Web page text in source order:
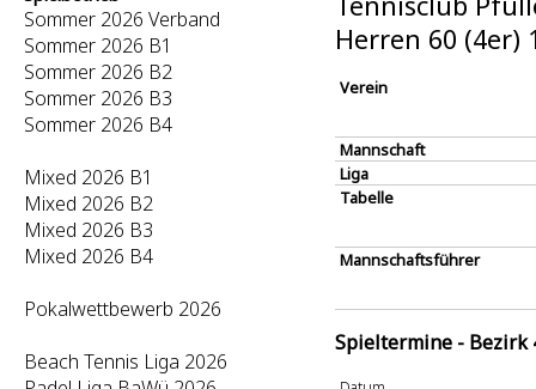
Sommer 2026 Verband
Sommer 2026 B1
Sommer 2026 B2
Sommer 2026 B3
Sommer 2026 B4
Mixed 2026 B1
Mixed 2026 B2
Mixed 2026 B3
Mixed 2026 B4
Pokalwettbewerb 2026
Beach Tennis Liga 2026
Herren 60 (4er)
Verein
Mannschaft
Liga
Tabelle
Mannschaftsführer
Spieltermine - Bezirk